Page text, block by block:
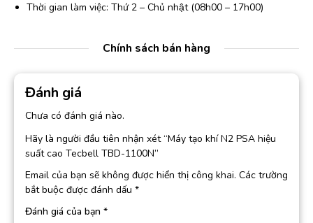
Thời gian làm việc: Thứ 2 – Chủ nhật (08h00 – 17h00)
Chính sách bán hàng
Đánh giá
Chưa có đánh giá nào.
Hãy là người đầu tiên nhận xét “Máy tạo khí N2 PSA hiệu
suất cao Tecbell TBD-1100N”
Email của bạn sẽ không được hiển thị công khai. Các trường
bắt buộc được đánh dấu *
Đánh giá của bạn *